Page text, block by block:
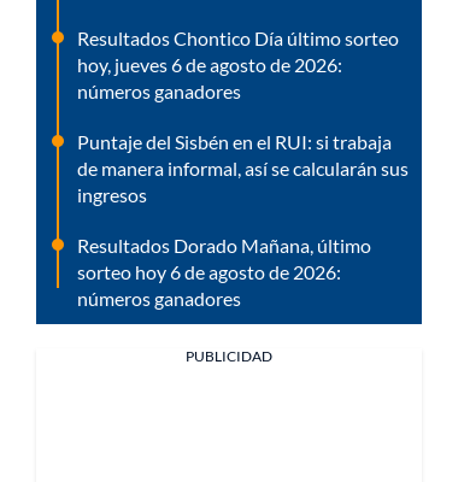
Resultados Chontico Día último sorteo
hoy, jueves 6 de agosto de 2026:
números ganadores
Puntaje del Sisbén en el RUI: si trabaja
de manera informal, así se calcularán sus
ingresos
Resultados Dorado Mañana, último
sorteo hoy 6 de agosto de 2026:
números ganadores
PUBLICIDAD